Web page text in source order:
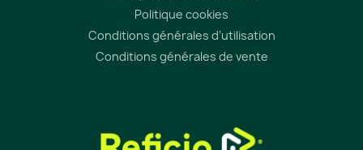
Politique cookies
Conditions générales d’utilisation
Conditions générales de vente